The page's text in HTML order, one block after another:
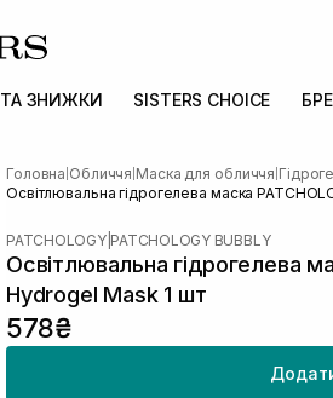
ТА ЗНИЖКИ SISTERS CHOICE
Головна Обличчя Маска для обличчя
Освітлювальна гідрогелева маска
PATCHOLOGY| PATCHOLOGY BUBBLY
Освітлювальна гідрогелева
Hydrogel Mask 1 шт
578₴